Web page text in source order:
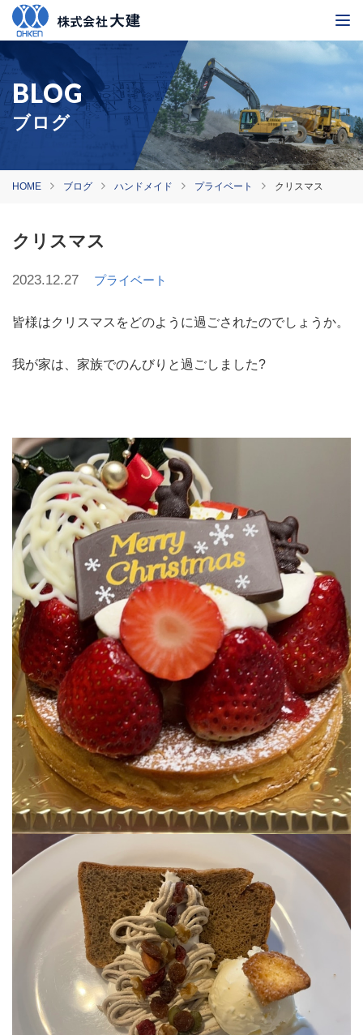
ブログ
HOME ブログ ハンドメイド プライベート クリスマス
クリスマス
2023.12.27 プライベート
皆様はクリスマスをどのように過ごされたのでしょうか。
我が家は、家族でのんびりと過ごしました?